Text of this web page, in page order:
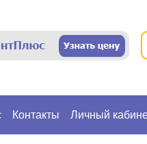
Контакты Личный